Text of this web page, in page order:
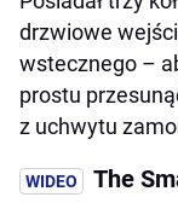
drzwiowe
wstecznego –
prostu
z uchwytu
The